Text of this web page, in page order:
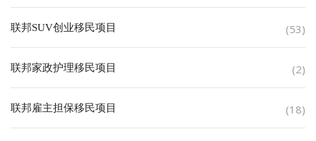
联邦SUV创业移民项目 (53)
联邦家政护理移民项目 (2)
联邦雇主担保移民项目 (18)